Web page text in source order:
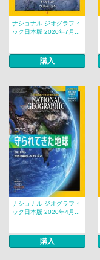
ナショナル ジオグラフィ
ック日本版 2020年7月...
購入
ナショナル ジオグラフィ
ック日本版 2020年4月...
購入